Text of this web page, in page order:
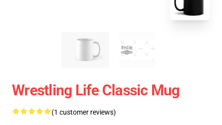
Wrestling Life Classic Mug
(1 customer reviews)